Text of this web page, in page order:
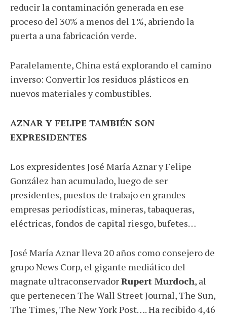
reducir la contaminación generada en ese
proceso del 30% a menos del 1%, abriendo la
puerta a una fabricación verde.
Paralelamente, China está explorando el camino
inverso: Convertir los residuos plásticos en
nuevos materiales y combustibles.
AZNAR Y FELIPE TAMBIÉN SON
EXPRESIDENTES
Los expresidentes José María Aznar y Felipe
González han acumulado, luego de ser
presidentes, puestos de trabajo en grandes
empresas periodísticas, mineras, tabaqueras,
eléctricas, fondos de capital riesgo, bufetes…
José María Aznar lleva 20 años como consejero de
grupo News Corp, el gigante mediático del
magnate ultraconservadorRupert Murdoch, al
que pertenecen The Wall Street Journal, The Sun,
The Times, The New York Post…. Ha recibido 4,46